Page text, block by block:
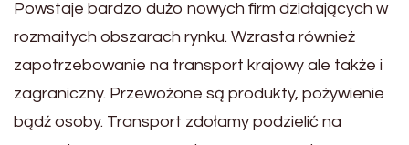
Powstaje bardzo dużo nowych firm działających w
rozmaitych obszarach rynku. Wzrasta również
zapotrzebowanie na transport krajowy ale także i
zagraniczny. Przewożone są produkty, pożywienie
bądź osoby. Transport zdołamy podzielić na